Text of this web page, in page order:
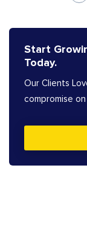
Start
Today.
Our Clients
compromise